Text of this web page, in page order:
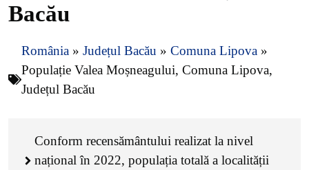
Bacău
România » Județul Bacău » Comuna Lipova »
Populație Valea Moșneagului, Comuna Lipova,
Județul Bacău
Conform recensământului realizat la nivel
național în 2022, populația totală a localității